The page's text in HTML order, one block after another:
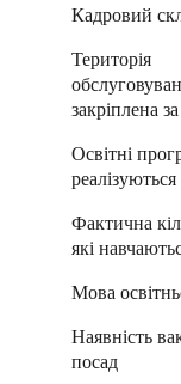
Кадровий
Територія
закріплена
Освітні
реалізуються
Фактична
які
Мова
Наявність
посад